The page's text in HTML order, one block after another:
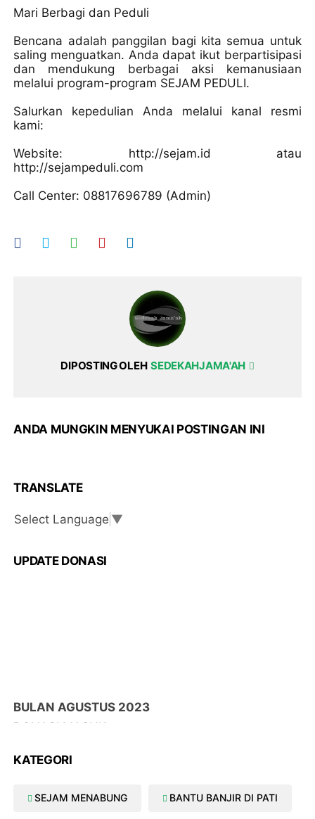
Mari Berbagi dan Peduli
Bencana adalah panggilan bagi kita semua untuk
saling menguatkan. Anda dapat ikut berpartisipasi
dan mendukung berbagai aksi kemanusiaan
melalui program-program SEJAM PEDULI.
Salurkan kepedulian Anda melalui kanal resmi
kami:
Website: http://sejam.id atau
http://sejampeduli.com
Call Center: 08817696789 (Admin)
DIPOSTING OLEH SEDEKAHJAMA'AH
ANDA MUNGKIN MENYUKAI POSTINGAN INI
TRANSLATE
Select Language ▼
UPDATE DONASI
BULAN AGUSTUS 2023
DONASI MASUK :
08/08/2023 Yanti Rp. 1.100.000
23/08/2023 Arif Supriyadi Rp. 200,000
KATEGORI
SEJAM MENABUNG BANTU BANJIR DI PATI